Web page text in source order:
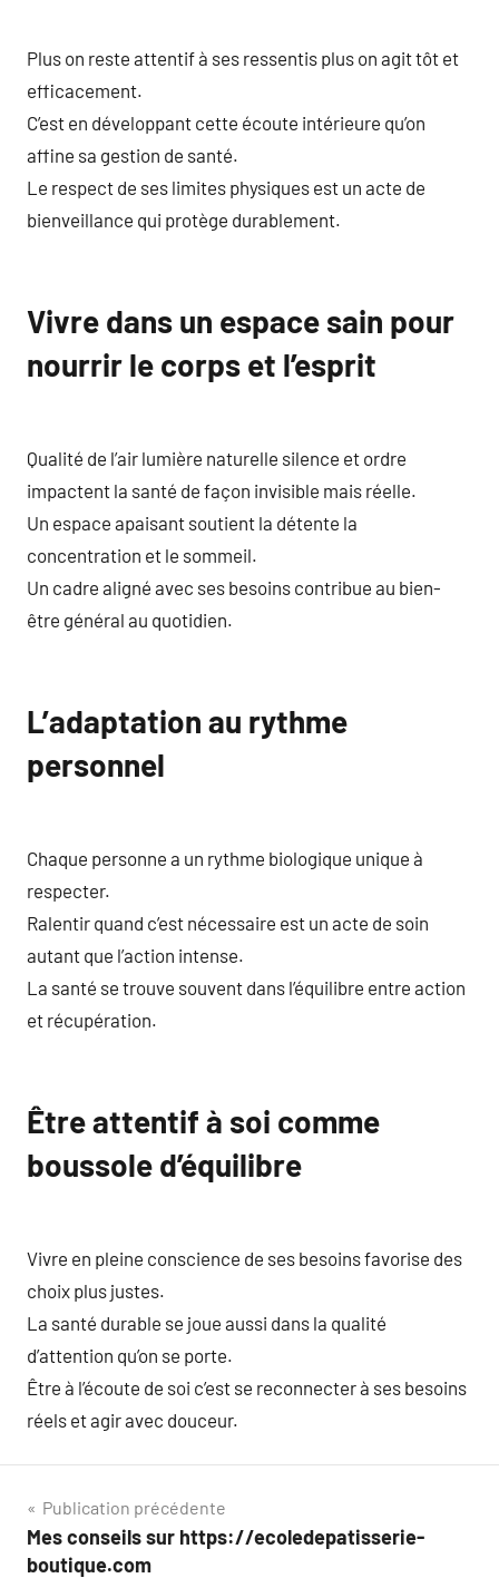
Plus on reste attentif à ses ressentis plus on agit tôt et
efficacement.
C’est en développant cette écoute intérieure qu’on
affine sa gestion de santé.
Le respect de ses limites physiques est un acte de
bienveillance qui protège durablement.
Vivre dans un espace sain pour
nourrir le corps et l’esprit
Qualité de l’air lumière naturelle silence et ordre
impactent la santé de façon invisible mais réelle.
Un espace apaisant soutient la détente la
concentration et le sommeil.
Un cadre aligné avec ses besoins contribue au bien-
être général au quotidien.
L’adaptation au rythme
personnel
Chaque personne a un rythme biologique unique à
respecter.
Ralentir quand c’est nécessaire est un acte de soin
autant que l’action intense.
La santé se trouve souvent dans l’équilibre entre action
et récupération.
Être attentif à soi comme
boussole d’équilibre
Vivre en pleine conscience de ses besoins favorise des
choix plus justes.
La santé durable se joue aussi dans la qualité
d’attention qu’on se porte.
Être à l’écoute de soi c’est se reconnecter à ses besoins
réels et agir avec douceur.
Navigation
de
Publication précédente
Mes conseils sur https://ecoledepatisserie-
boutique.com